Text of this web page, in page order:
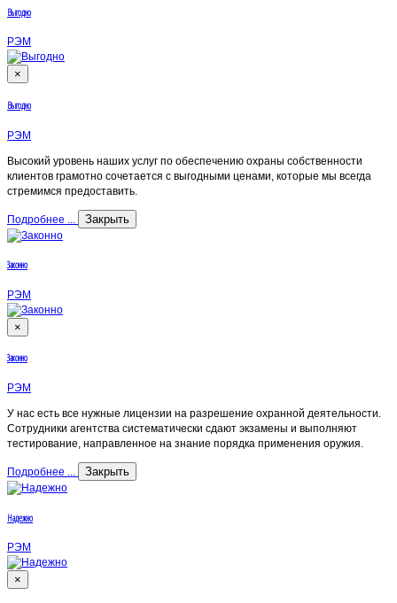
Выгодно
РЭМ
×
Выгодно
РЭМ
Высокий уровень наших услуг по обеспечению охраны собственности
клиентов грамотно сочетается с выгодными ценами, которые мы всегда
стремимся предоставить.
Подробнее ... Закрыть
Законно
РЭМ
×
Законно
РЭМ
У нас есть все нужные лицензии на разрешение охранной деятельности.
Сотрудники агентства систематически сдают экзамены и выполняют
тестирование, направленное на знание порядка применения оружия.
Подробнее ... Закрыть
Надежно
РЭМ
×